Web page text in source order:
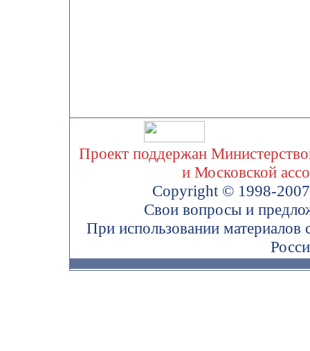
Проект поддержан
и Московской
Copyright © 1998-
Свои вопросы и
При использовании